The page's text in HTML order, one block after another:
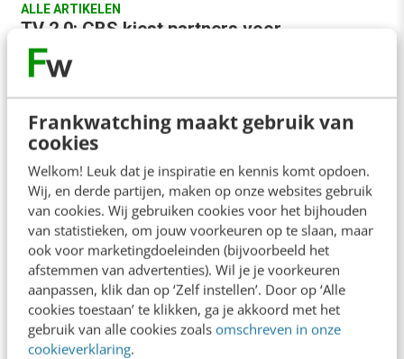
Frankwatching maakt gebruik van
cookies
Welkom! Leuk dat je inspiratie en kennis komt opdoen.
Wij, en derde partijen, maken op onze websites gebruik
van cookies. Wij gebruiken cookies voor het bijhouden
van statistieken, om jouw voorkeuren op te slaan, maar
ook voor marketingdoeleinden (bijvoorbeeld het
afstemmen van advertenties). Wil je je voorkeuren
aanpassen, klik dan op ‘Zelf instellen’. Door op ‘Alle
cookies toestaan’ te klikken, ga je akkoord met het
gebruik van alle cookies zoals omschreven in onze
cookieverklaring.
ALLE ARTIKELEN
TV 2.0: CBS kiest partners voor
videodistributie
Blogs, eBay, Amazon en noem maar op. Stuk voor
stuk lieten ze zien dat je van delen, weggeven en
partnering niet slechter…
Frank Janssen 19 jaar geleden
KLANTCONTACT & CX
Cross Media Café: Radio 6 wordt blogradio
De laatste twee sessies van deze editie Radio van
het Cross Media Café werden verzorgd door
vertegenwoordigers van de Publieke Omroep.
Florent…